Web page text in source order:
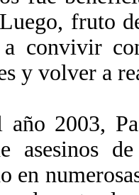
fruto
a convivir
y volver a
año 2003,
asesinos
en